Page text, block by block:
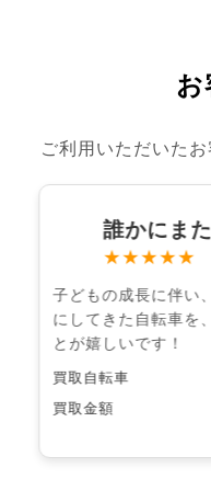
お
ご利用いただいた
誰かにま
★★★★★
子どもの成長に伴い
にしてきた自転車を
とが嬉しいです！
買取自転車
買取金額